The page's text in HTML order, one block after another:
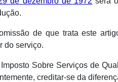
de que trata este
do serviço.
Sobre Serviços de
creditar-se da